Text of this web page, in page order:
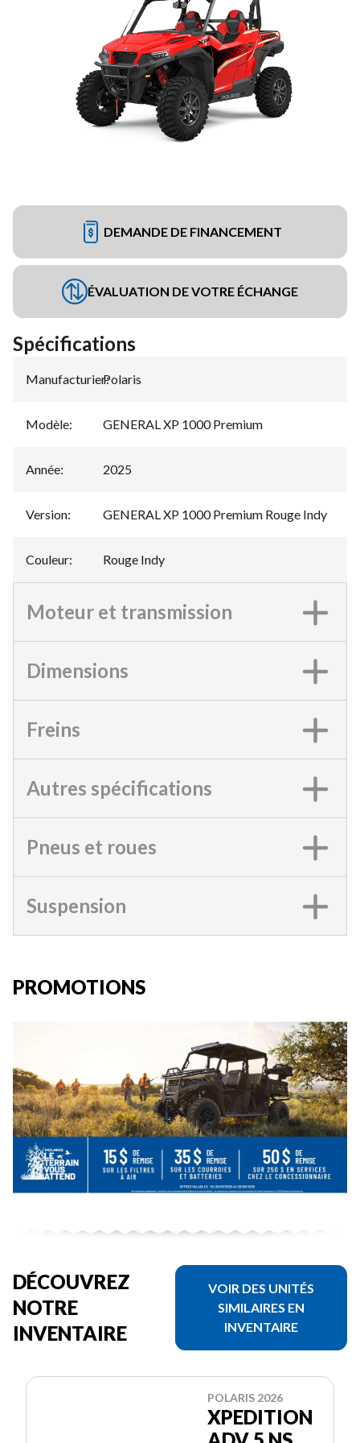
DEMANDE DE FINANCEMENT
ÉVALUATION DE VOTRE ÉCHANGE
Spécifications
Manufacturier:
Polaris
Modèle: GENERAL XP 1000 Premium
Année: 2025
Version: GENERAL XP 1000 Premium Rouge Indy
Couleur: Rouge Indy
Moteur et transmission
Dimensions
Freins
Autres spécifications
Pneus et roues
Suspension
PROMOTIONS
DÉCOUVREZ
NOTRE
INVENTAIRE
VOIR DES UNITÉS
SIMILAIRES EN
INVENTAIRE
POLARIS 2026
XPEDITION